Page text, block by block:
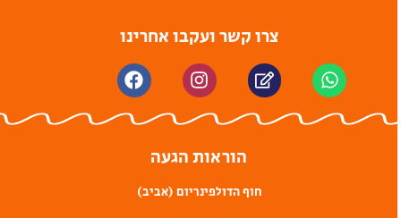
צרו קשר ועקבו אחרינו
הוראות הגעה
חוף הדולפינריום (אביב)